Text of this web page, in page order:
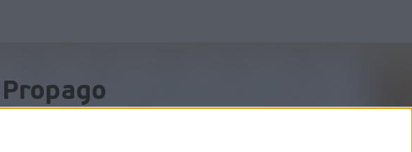
email σας